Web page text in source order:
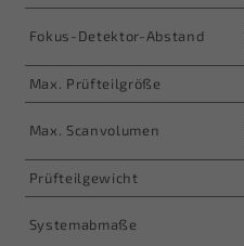
Fokus-Detektor-Abstand
Max. Prüfteilgröße
Max. Scanvolumen
Prüfteilgewicht
Systemabmaße